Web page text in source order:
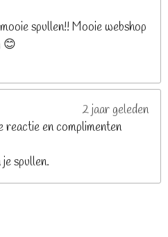
spullen!! Mooie webshop
😊
2 jaar geleden
reactie en complimenten
spullen.